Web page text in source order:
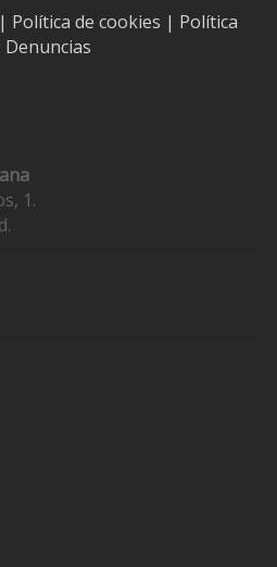
| Política de cookies | Política
Denuncias
1.